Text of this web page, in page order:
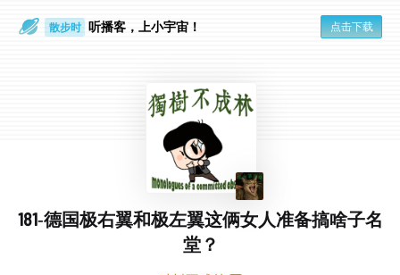
散步时 听播客，上小宇宙！ 点击下载
181-德国极右翼和极左翼这俩女人准备搞啥子名
堂？